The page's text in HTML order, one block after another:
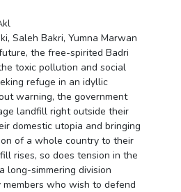
Saleh Bakri, Yumna Marwan
the free-spirited Badri
toxic pollution and social
refuge in an idyllic
warning, the government
landfill right outside their
domestic utopia and bringing
of a whole country to their
rises, so does tension in the
long-simmering division
who wish to defend